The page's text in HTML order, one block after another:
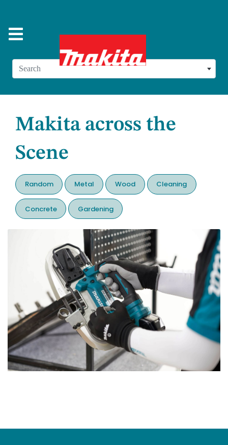
Search
Makita across the
Scene
Random Metal Wood Cleaning
Concrete Gardening